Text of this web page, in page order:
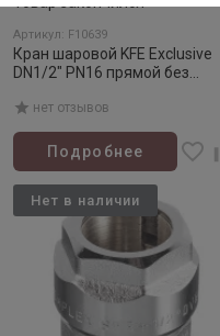
Артикул: F10639
Кран шаровой KFE Exclusive
DN1/2" PN16 прямой без
нет отзывов
Подробнее
Нет в наличии